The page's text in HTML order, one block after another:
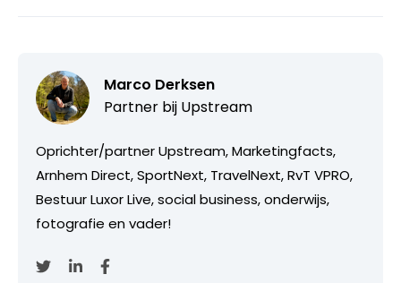
Marco Derksen
Partner bij Upstream
Oprichter/partner Upstream, Marketingfacts,
Arnhem Direct, SportNext, TravelNext, RvT VPRO,
Bestuur Luxor Live, social business, onderwijs,
fotografie en vader!